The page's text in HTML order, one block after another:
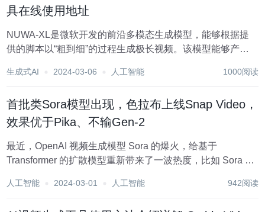
具在线使用地址
NUWA-XL是微软开发的前沿多模态生成模型，能够根据提
供的脚本以“粗到细”的过程生成极长视频。该模型能够产生
化。 点击前往NUWA-XL官网体验入口 谁可以从NUWA-XL
生成式AI 2024-03-06 人工智能 1000阅读
首批类Sora模型出现，色拉布上线Snap Video，
效果优于Pika、不输Gen-2
最近，OpenAI 视频生成模型 Sora 的爆火，给基于
Transformer 的扩散模型重新带来了一波热度，比如 Sora 研
去年提出的 DiT（Diffusion Transf...
人工智能 2024-03-01 人工智能 942阅读